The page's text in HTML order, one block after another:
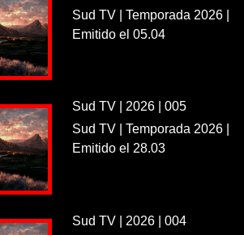
Sud TV | Temporada 2026 |
Emitido el 05.04
Sud TV | 2026 | 005
Sud TV | Temporada 2026 |
Emitido el 28.03
Sud TV | 2026 | 004